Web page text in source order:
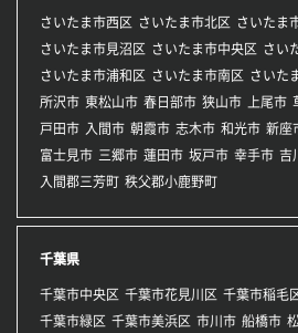
さいたま市西区 さいたま市北区
さいたま
さいたま市見沼区
さいたま市中央区
さい
さいたま市浦和区
さいたま市南区 さいた
所沢市 東松山市 春日部市 狭山市 上尾市
戸田市 入間市 朝霞市 志木市 和光市 新座
富士見市 三郷市 蓮田市 坂戸市 幸手市 吉
入間郡三芳町 秩父郡小鹿野町
千葉県
千葉市中央区 千葉市花見川区 千葉市稲毛
千葉市緑区 千葉市美浜区 市川市 船橋市